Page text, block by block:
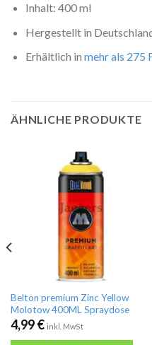
Inhalt: 400 ml
Hergestellt in
Erhältlich in mehr als 275
ÄHNLICHE PRODUKTE
Belton premium Zinc Yellow
Molotow 400ML Spraydose
4,99€ inkl. MwSt